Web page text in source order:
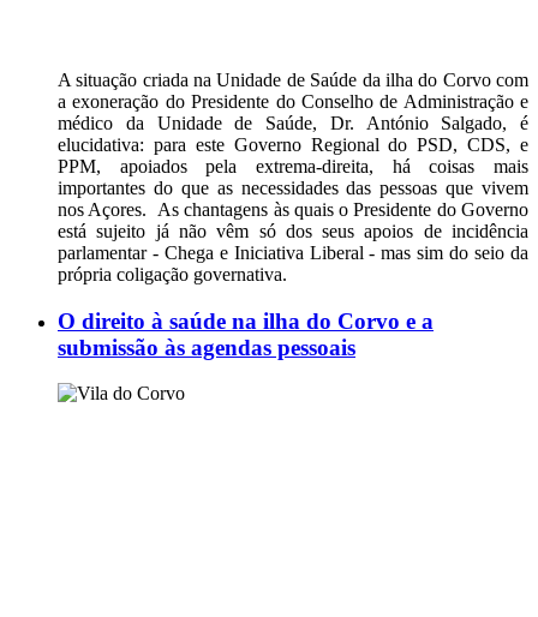
A situação criada na Unidade de Saúde da ilha do Corvo com
a exoneração do Presidente do Conselho de Administração e
médico da Unidade de Saúde, Dr. António Salgado, é
elucidativa: para este Governo Regional do PSD, CDS, e
PPM, apoiados pela extrema-direita, há coisas mais
importantes do que as necessidades das pessoas que vivem
nos Açores. As chantagens às quais o Presidente do Governo
está sujeito já não vêm só dos seus apoios de incidência
parlamentar - Chega e Iniciativa Liberal - mas sim do seio da
própria coligação governativa.
O direito à saúde na ilha do Corvo e a
submissão às agendas pessoais